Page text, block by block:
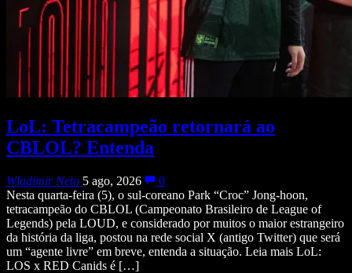
LoL: Tetracampeão retornará ao
CBLOL? Entenda
Wladimir Neto 5 ago, 2026
0
Nesta quarta-feira (5), o sul-coreano Park “Croc” Jong-hoon,
tetracampeão do CBLOL (Campeonato Brasileiro de League of
Legends) pela LOUD, e considerado por muitos o maior estrangeiro
da história da liga, postou na rede social X (antigo Twitter) que será
um “agente livre” em breve, entenda a situação. Leia mais LoL:
LOS x RED Canids é […]